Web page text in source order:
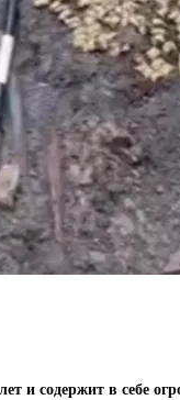
и содержит в себе